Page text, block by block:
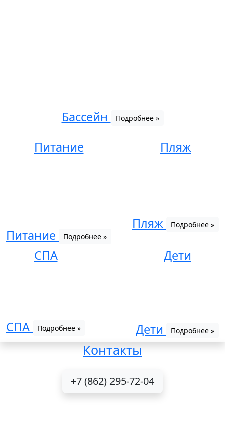
Бассейн Подробнее »
Питание
Питание Подробнее »
Пляж
Пляж Подробнее »
СПА
СПА Подробнее »
Дети
Дети Подробнее »
Контакты
+7 (862) 295-72-04